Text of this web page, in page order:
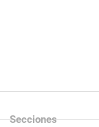
Secciones